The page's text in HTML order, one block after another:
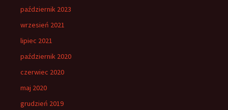
październik 2023
wrzesień 2021
lipiec 2021
październik 2020
czerwiec 2020
maj 2020
grudzień 2019